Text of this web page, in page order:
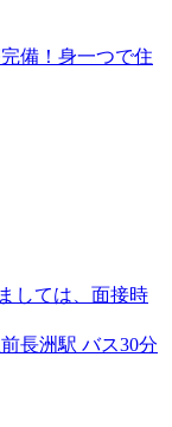
備！身一つで住
しては、面接時
長洲駅 バス30分